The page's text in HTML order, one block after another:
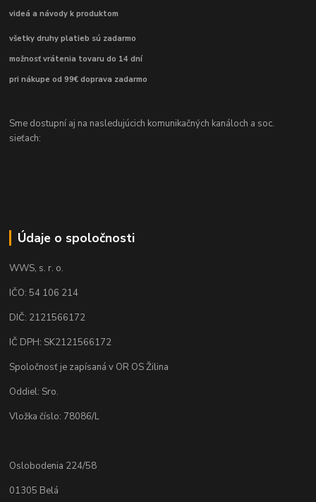
videá a návody k produktom
všetky druhy platieb sú zadarmo
možnosť vrátenia tovaru do 14 dní
pri nákupe od 99€ doprava zadarmo
Sme dostupní aj na nasledujúcich komunikačných kanáloch a soc.
sieťach:
Údaje o spoločnosti
WWS, s. r. o.
IČO: 54 106 214
DIČ: 2121566172
IČ DPH: SK2121566172
Spoločnosť je zapísaná v OR OS Žilina
Oddiel: Sro.
Vložka číslo: 78086/L
Oslobodenia 224/58
01305 Belá